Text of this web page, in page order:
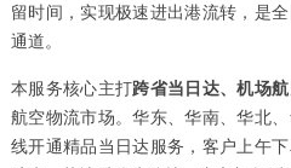
留时间，实现极速进出港流转，是
通道。
本服务核心主打跨省当日达、机场
航空物流市场。华东、华南、华北
线开通精品当日达服务，客户上午